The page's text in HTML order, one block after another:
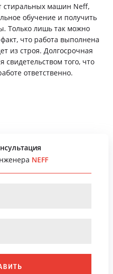
стиральных машин Neff,
обучение и получить
Только лишь так можно
что работа выполнена
из строя. Долгосрочная
свидетельством того, что
ответственно.
NEFF